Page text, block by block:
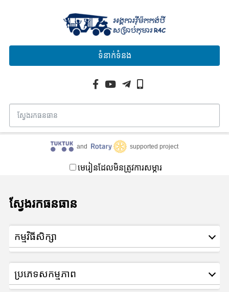
ទំនាក់ទំនង
and supported project
មេរៀនដែលមិនត្រូវការសម្ភារ
ស្វែងរកធនធាន
កម្មវិធីសិក្សា
ប្រភេទសកម្មភាព